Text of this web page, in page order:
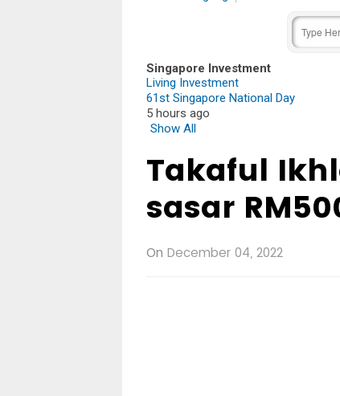
Singapore Investment
Living Investment
61st Singapore National Day
5 hours ago
Show All
Takaful
sasar
On December 04, 2022